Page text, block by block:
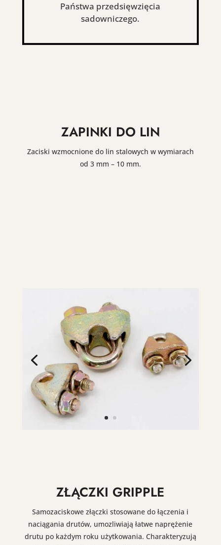
Państwa przedsięwzięcia
sadowniczego.
ZAPINKI DO LIN
Zaciski wzmocnione do lin stalowych w wymiarach
od 3 mm – 10 mm.
ZŁĄCZKI GRIPPLE
Samozaciskowe złączki stosowane do łączenia i
naciągania drutów, umozliwiają łatwe naprężenie
drutu po każdym roku użytkowania. Charakteryzują